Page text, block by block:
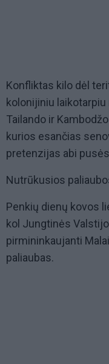
Konfliktas kilo dėl
kolonijiniu
Tailando ir
kurios esančias
pretenzijas abi
Nutrūkusios
Penkių dienų kovos
kol Jungtinės
pirmininkaujanti
paliaubas.